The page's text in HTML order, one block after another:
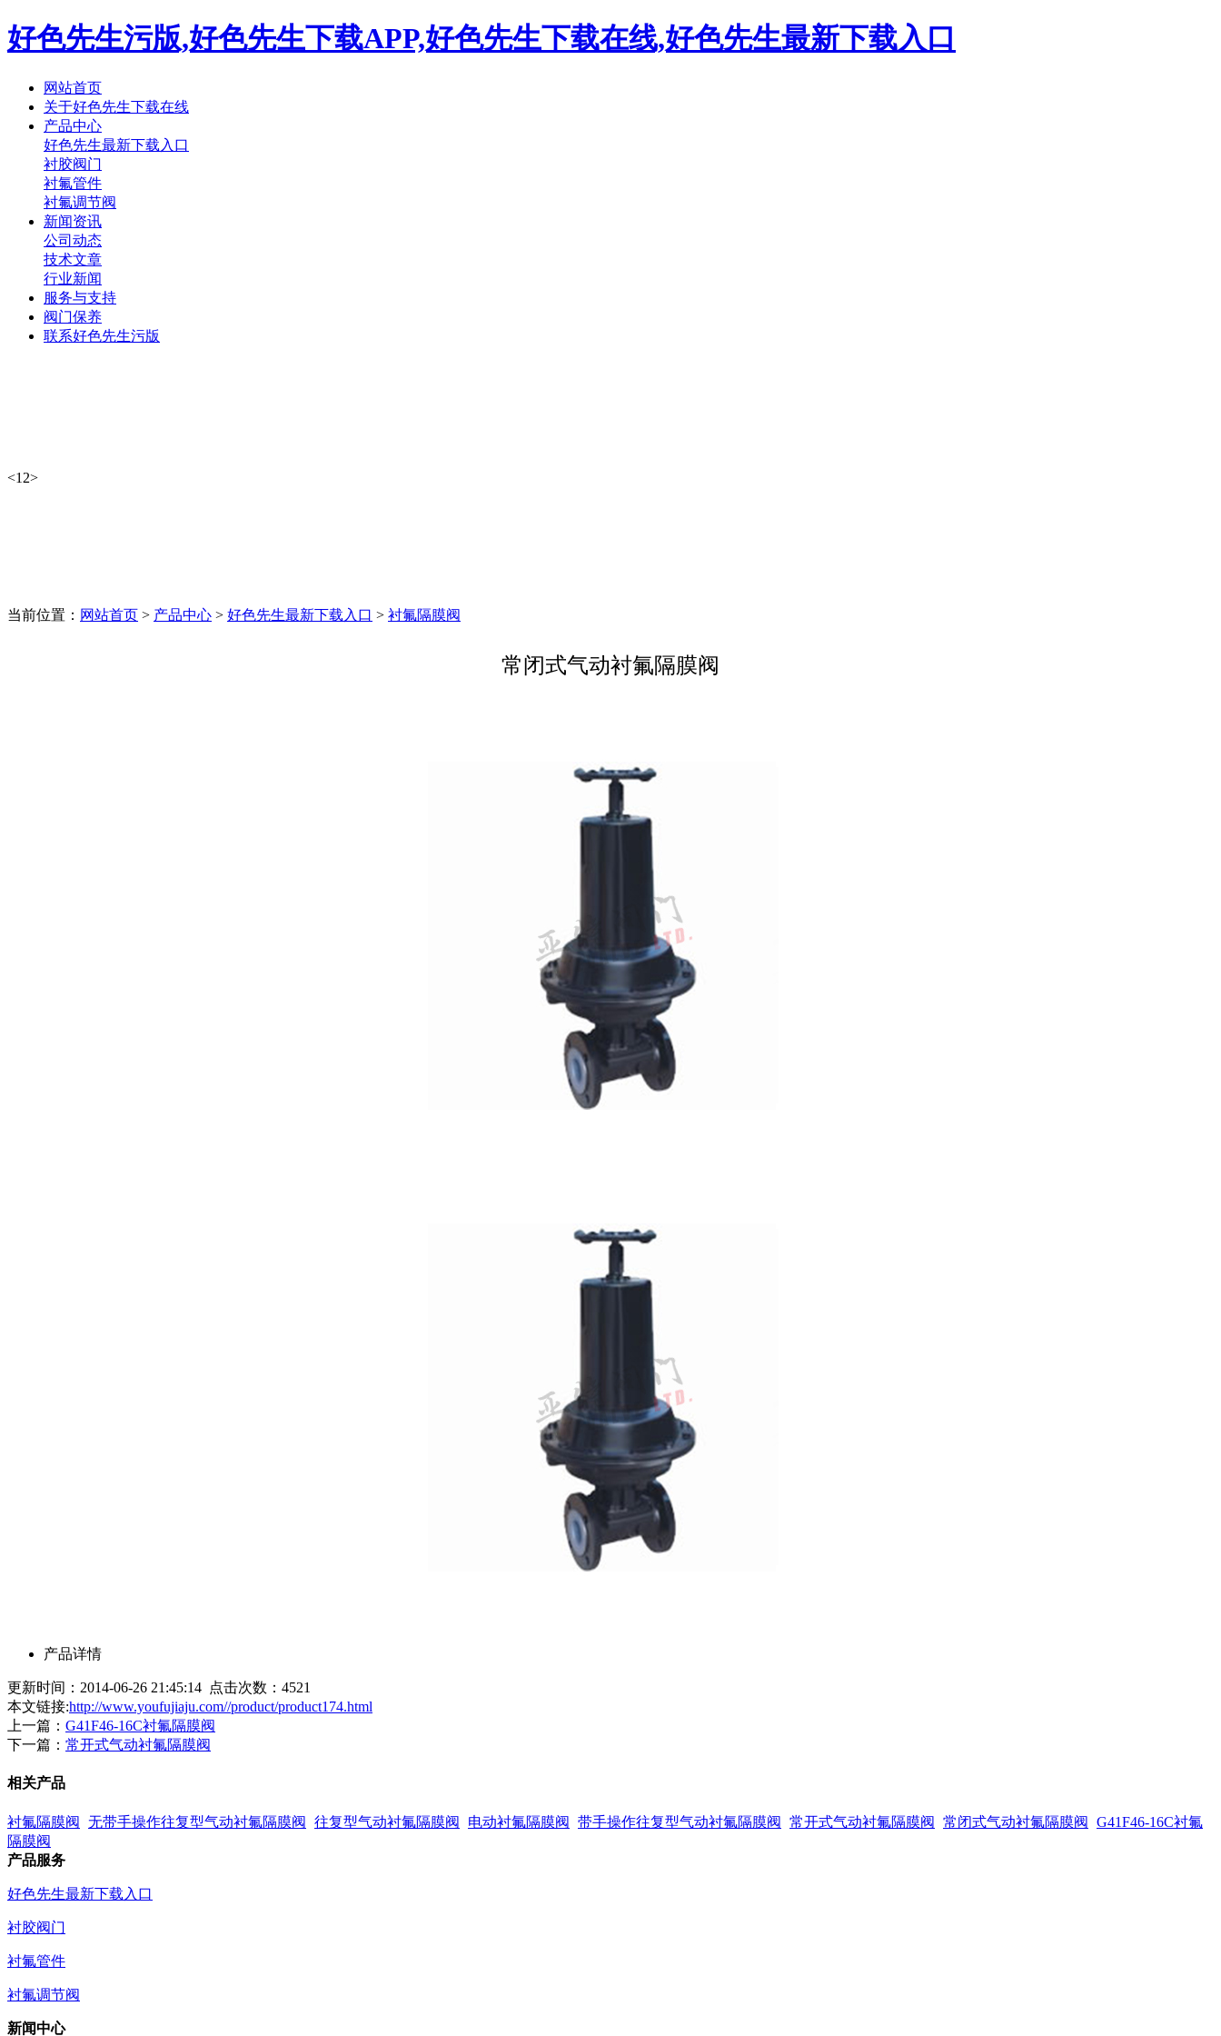
好色先生污版,好色先生下载APP,好色先生下载在线,好色先生最新下载入口
网站首页
关于好色先生下载在线
产品中心
好色先生最新下载入口
衬胶阀门
衬氟管件
衬氟调节阀
新闻资讯
公司动态
技术文章
行业新闻
服务与支持
阀门保养
联系好色先生污版
<1 2>
当前位置： 网站首页 > 产品中心 > 好色先生最新下载入口 > 衬氟隔膜阀
常闭式气动衬氟隔膜阀
产品详情
更新时间：2014-06-26 21:45:14 点击次数： 4521
本文链接:http://www.youfujiaju.com//product/product174.html
上一篇： G41F46-16C衬氟隔膜阀
下一篇： 常开式气动衬氟隔膜阀
相关产品
衬氟隔膜阀 无带手操作往复型气动衬氟隔膜阀 往复型气动衬氟隔膜阀 电动衬氟隔膜阀 带手操作往复型气动衬氟隔膜阀 常开式气动衬氟隔膜阀 常闭式气动衬氟隔膜阀
G41F46-16C衬氟
隔膜阀
产品服务
好色先生最新下载入口
衬胶阀门
衬氟管件
衬氟调节阀
新闻中心